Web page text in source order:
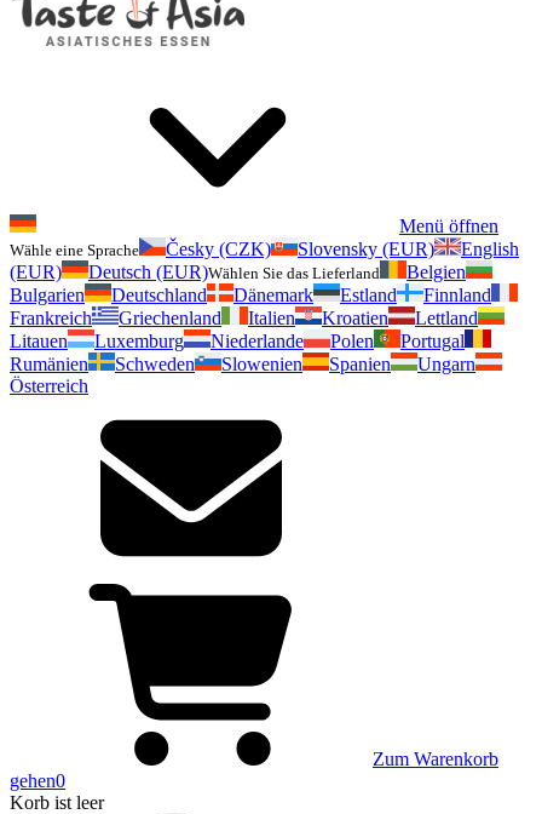
Menü öffnen
Wähle eine Sprache Česky (CZK) Slovensky (EUR)
English
(EUR)
Deutsch (EUR)Wählen Sie das Lieferland
Belgien
Bulgarien
Deutschland Dänemark Estland
Finnland
Frankreich
Griechenland Italien Kroatien
Lettland
Litauen
Luxemburg Niederlande Polen
Portugal
Rumänien
Schweden Slowenien Spanien
Ungarn
Österreich
Zum Warenkorb
gehen0
Korb ist leer